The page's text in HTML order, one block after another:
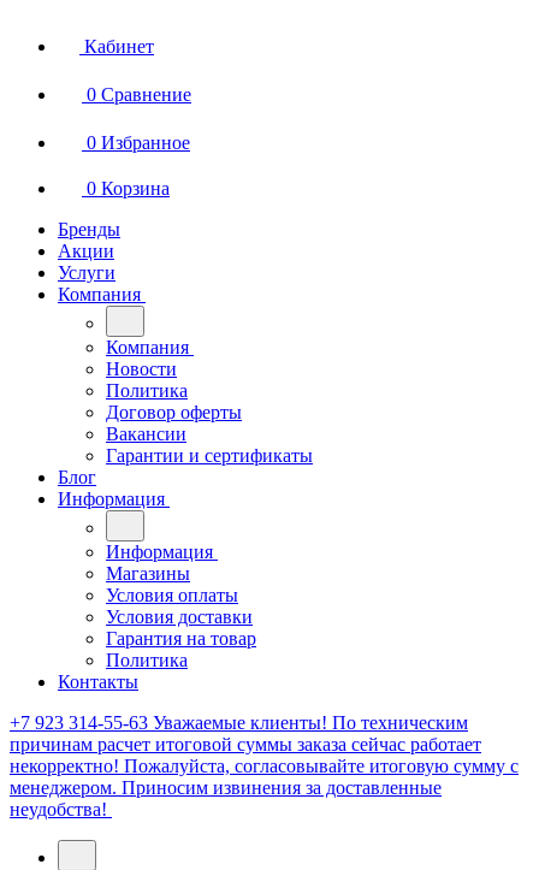
Кабинет
0 Сравнение
0 Избранное
0 Корзина
Бренды
Акции
Услуги
Компания
Компания
Новости
Политика
Договор оферты
Вакансии
Гарантии и сертификаты
Блог
Информация
Информация
Магазины
Условия оплаты
Условия доставки
Гарантия на товар
Политика
Контакты
+7 923 314-55-63 Уважаемые клиенты! По техническим
причинам расчет итоговой суммы заказа сейчас работает
некорректно! Пожалуйста, согласовывайте итоговую сумму с
менеджером. Приносим извинения за доставленные
неудобства!